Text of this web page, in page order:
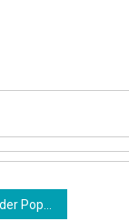
apoyo a los emprendedores